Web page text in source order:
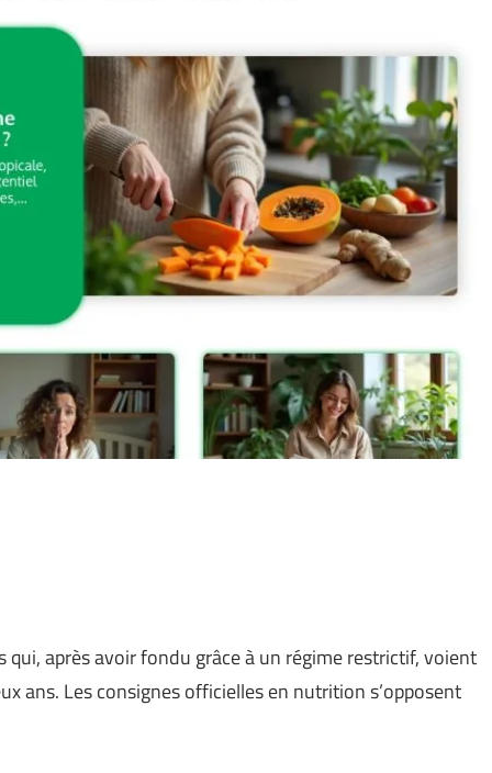
qui, après avoir fondu grâce à un régime restrictif, voient
ans. Les consignes officielles en nutrition s’opposent